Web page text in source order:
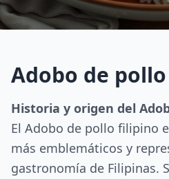
Adobo de
Historia y origen del
El Adobo de pollo filipino
más emblemáticos y
gastronomía de Filipinas.